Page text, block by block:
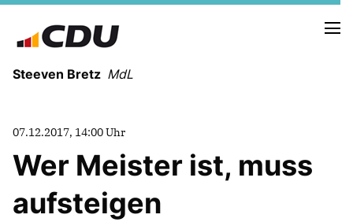
Steeven Bretz MdL
WAHLKREISBESUCHE
07.12.2017, 14:00 Uhr
Wer Meister ist, muss
aufsteigen